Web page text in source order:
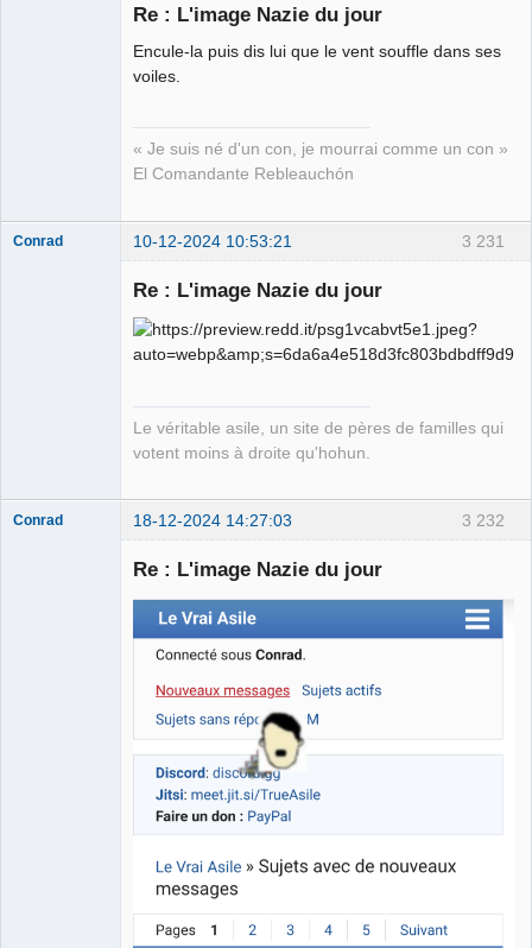
Re : L'image Nazie du jour
Encule-la puis dis lui que le vent souffle dans ses
voiles.
« Je suis né d'un con, je mourrai comme un con »
El Comandante Rebleauchón
3 231
Conrad 10-12-2024 10:53:21
Re : L'image Nazie du jour
Le véritable asile, un site de pères de familles qui
votent moins à droite qu'hohun.
3 232
Conrad 18-12-2024 14:27:03
Re : L'image Nazie du jour